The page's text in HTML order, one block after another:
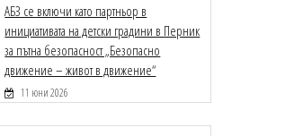
АБЗ се включи като партньор в
инициативата на детски градини в Перник
за пътна безопасност „Безопасно
движение – живот в движение“
11 юни 2026